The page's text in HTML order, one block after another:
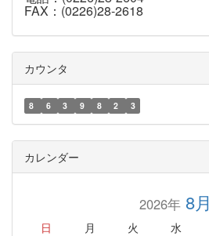
FAX：(0226)28-2618
カウンタ
8 6 3 9 8 2 3
カレンダー
2026年8月
日 月 火 水